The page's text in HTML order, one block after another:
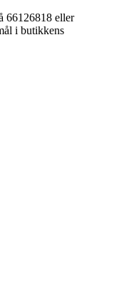
66126818 eller
i butikkens